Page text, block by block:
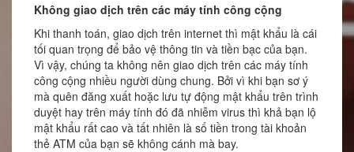
Không giao dịch trên các máy tính công cộng
Khi thanh toán, giao dịch trên internet thì mật khẩu là cái
tối quan trọng để bảo vệ thông tin và tiền bạc của bạn.
Vì vậy, chúng ta không nên giao dịch trên các máy tính
công cộng nhiều người dùng chung. Bởi vì khi bạn sơ ý
mà quên đăng xuất hoặc lưu tự động mật khẩu trên trình
duyệt hay trên máy tính đó đã nhiễm virus thì khả bạn lộ
mật khẩu rất cao và tất nhiên là số tiền trong tài khoản
thẻ ATM của bạn sẽ không cánh mà bay.